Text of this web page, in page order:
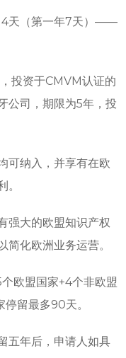
天（第一年7天）——
投资于CMVM认证的
公司，期限为5年，投
可纳入，并享有在欧
强大的欧盟知识产权
化欧洲业务运营。
欧盟国家+4个非欧盟
留最多90天。
五年后，申请人如具